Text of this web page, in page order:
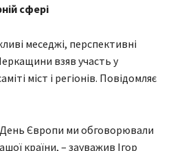
сфері
меседжі, перспективні
взяв участь у
міст і регіонів. Повідомляє
Європи ми обговорювали
країни, – зауважив Ігор